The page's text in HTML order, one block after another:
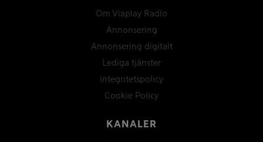
Om Viaplay Radio
Annonsering
Annonsering digitalt
Lediga tjänster
Integritetspolicy
Cookie Policy
KANALER